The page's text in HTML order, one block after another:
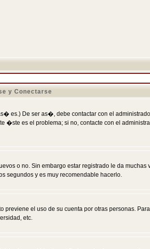
y Conectarse
es.) De ser as�, debe contactar con el
es el problema; si no, contacte con el
o no. Sin embargo estar registrado le da
segundos y es muy recomendable hacerlo.
el uso de su cuenta por otras personas.
etc.